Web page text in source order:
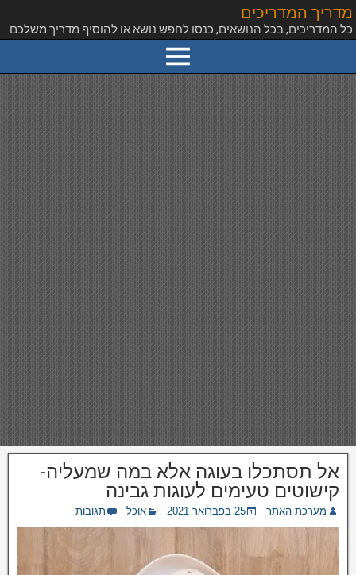
מדריך המדריכים
כל המדריכים, בכל הנושאים, כנסו לחפש נושא או להוסיף מדריך משלכם
אל תסתכלו בעוגה אלא במה שמעליה-
קישוטים טעימים לעוגות גבינה
מערכת האתר 25 בפברואר 2021 אוכל תגובות